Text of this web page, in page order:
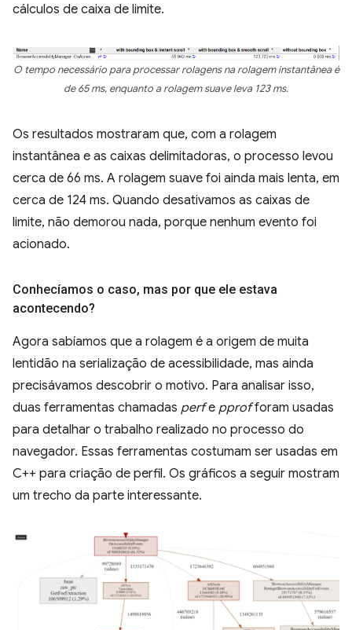
cálculos de caixa de limite.
O tempo necessário para processar rolagens na rolagem instantânea é
de 65 ms, enquanto a rolagem suave leva 123 ms.
Os resultados mostraram que, com a rolagem
instantânea e as caixas delimitadoras, o processo levou
cerca de 66 ms. A rolagem suave foi ainda mais lenta, em
cerca de 124 ms. Quando desativamos as caixas de
limite, não demorou nada, porque nenhum evento foi
acionado.
Conhecíamos o caso, mas por que ele estava
acontecendo?
Agora sabíamos que a rolagem é a origem de muita
lentidão na serialização de acessibilidade, mas ainda
precisávamos descobrir o motivo. Para analisar isso,
duas ferramentas chamadas perfe pprofforam usadas
para detalhar o trabalho realizado no processo do
navegador. Essas ferramentas costumam ser usadas em
C++ para criação de perfil. Os gráficos a seguir mostram
um trecho da parte interessante.